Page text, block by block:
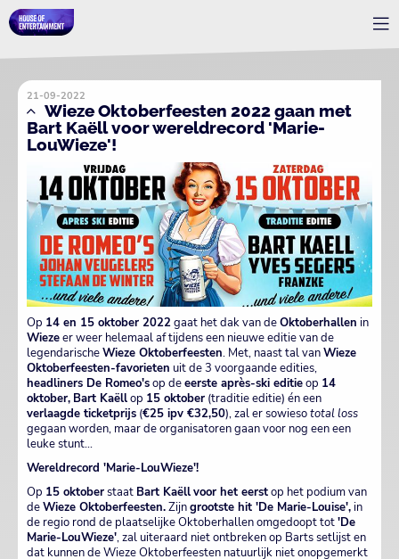
21-09-2022
Wieze Oktoberfeesten 2022 gaan met
Bart Kaëll voor wereldrecord 'Marie-
LouWieze'!
Op 14 en 15 oktober 2022gaat het dak van deOktoberhallen in
Wiezeer weer helemaal af tijdens een nieuwe editie van de
legendarischeWieze Oktoberfeesten. Met, naast tal vanWieze
Oktoberfeesten-favorieten uit de 3 voorgaande edities,
headliners De Romeo'sop deeerste après-ski editieop 14
oktober, Bart Kaëllop 15 oktober (traditie editie) én een
verlaagde ticketprijs (€25 ipv €32,50), zal er sowiesototal loss
gegaan worden, maar de organisatoren gaan voor nog een een
leuke stunt...
Wereldrecord 'Marie-LouWieze'!
Op 15 oktoberstaat Bart Kaëllvoor het eerstop het podium van
deWieze Oktoberfeesten.Zijngrootste hit 'De Marie-Louise',in
de regio rond de plaatselijke Oktoberhallen omgedoopt tot'De
Marie-LouWieze', zal uiteraard niet ontbreken op Barts setlijst en
dat kunnen de Wieze Oktoberfeesten natuurlijk niet onopgemerkt